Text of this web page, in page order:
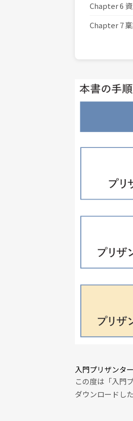
Chapter 6
Chapter 7
入門プリザンタ
この度は「入門
ダウンロードし